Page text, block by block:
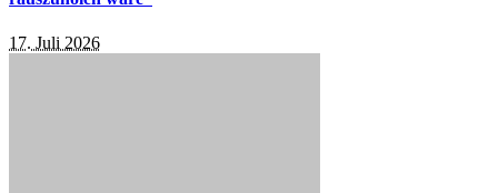
17. Juli 2026